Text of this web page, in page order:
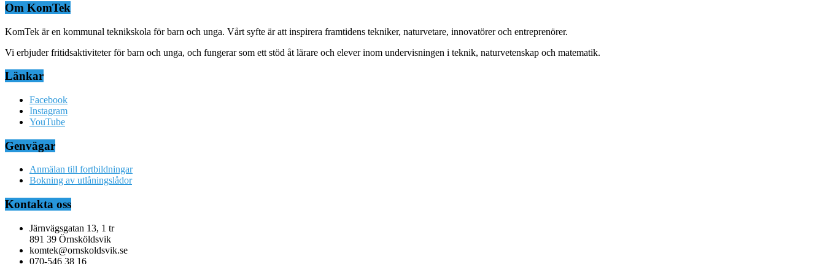
Om KomTek
KomTek är en kommunal teknikskola för barn och unga. Vårt syfte är att inspirera framtidens tekniker, naturvetare, innovatörer och entreprenörer.
Vi erbjuder fritidsaktiviteter för barn och unga, och fungerar som ett stöd åt lärare och elever inom undervisningen i teknik, naturvetenskap och matematik.
Länkar
Facebook
Instagram
YouTube
Genvägar
Anmälan till fortbildningar
Bokning av utlåningslådor
Kontakta oss
Järnvägsgatan 13, 1 tr
891 39 Örnsköldsvik
komtek@ornskoldsvik.se
070-546 38 16